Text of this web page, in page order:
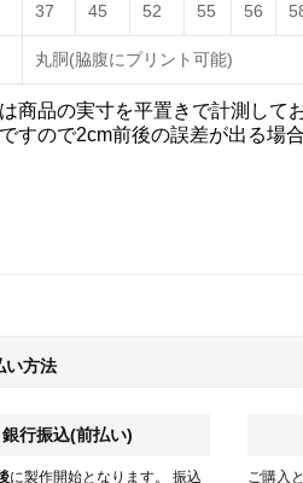
37 45 52 55 56
丸胴(脇腹にプリント可能)
商品の実寸を平置きで計測して
すので2cm前後の誤差が出る場
い方法
銀行振込(前払い)
に製作開始となります。 振込 ご購入